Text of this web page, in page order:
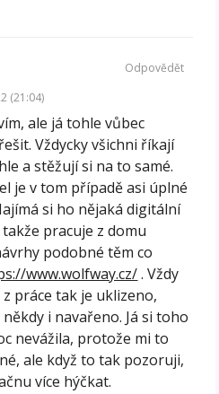
(21:04)
ale já tohle vůbec
Vždycky všichni říkají
a stěžují si na to samé.
je v tom případě asi úplné
si ho nějaká digitální
pracuje z domu
podobné těm co
www.wolfway.cz/. Vždy
práce tak je uklizeno,
i navařeno. Já si toho
nevážila, protože mi to
ale když to tak pozoruji,
více hýčkat.
Odpovědět